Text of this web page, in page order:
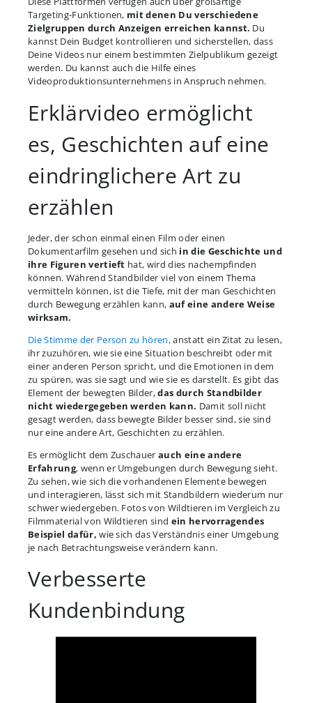
Targeting-Funktionen, mit denen Du verschiedene
Zielgruppen durch Anzeigen erreichen kannst. Du
kannst Dein Budget kontrollieren und sicherstellen, dass
Deine Videos nur einem bestimmten Zielpublikum gezeigt
werden. Du kannst auch die Hilfe eines
Videoproduktionsunternehmens in Anspruch nehmen.
Erklärvideo ermöglicht
es, Geschichten auf eine
eindringlichere Art zu
erzählen
Jeder, der schon einmal einen Film oder einen
Dokumentarfilm gesehen und sich in die Geschichte und
ihre Figuren vertieft hat, wird dies nachempfinden
können. Während Standbilder viel von einem Thema
vermitteln können, ist die Tiefe, mit der man Geschichten
durch Bewegung erzählen kann, auf eine andere Weise
wirksam.
Die Stimme der Person zu hören,anstatt ein Zitat zu lesen,
ihr zuzuhören, wie sie eine Situation beschreibt oder mit
einer anderen Person spricht, und die Emotionen in dem
zu spüren, was sie sagt und wie sie es darstellt. Es gibt das
Element der bewegten Bilder,das durch Standbilder
nicht wiedergegeben werden kann. Damit soll nicht
gesagt werden, dass bewegte Bilder besser sind, sie sind
nur eine andere Art, Geschichten zu erzählen.
Es ermöglicht dem Zuschauerauch eine andere
Erfahrung, wenn er Umgebungen durch Bewegung sieht.
Zu sehen, wie sich die vorhandenen Elemente bewegen
und interagieren, lässt sich mit Standbildern wiederum nur
schwer wiedergeben. Fotos von Wildtieren im Vergleich zu
Filmmaterial von Wildtieren sind ein hervorragendes
Beispiel dafür, wie sich das Verständnis einer Umgebung
je nach Betrachtungsweise verändern kann.
Verbesserte
Kundenbindung